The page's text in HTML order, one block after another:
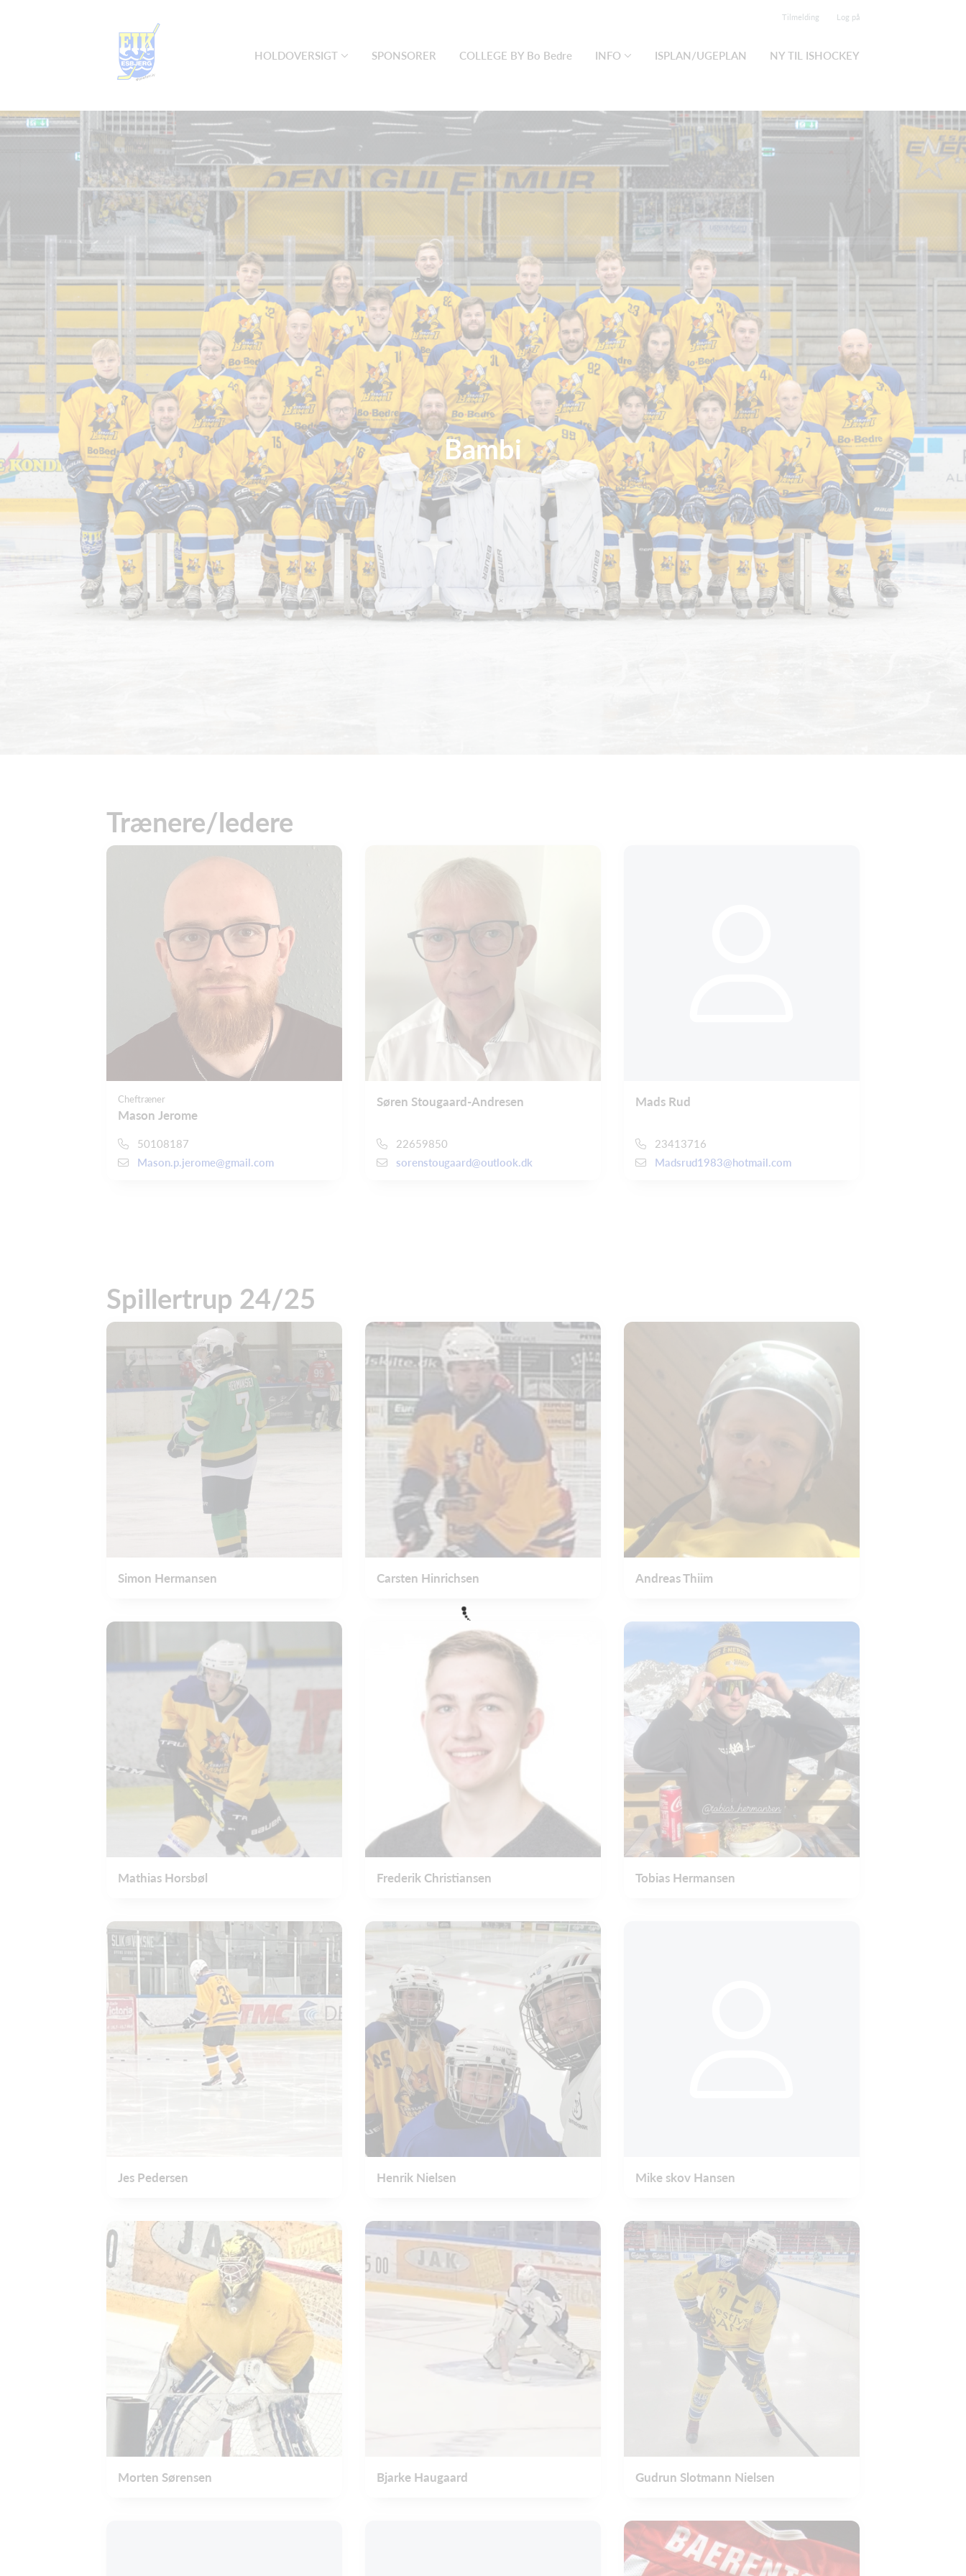
Tilmelding Log på
HOLDOVERSIGT SPONSORER COLLEGE BY Bo Bedre INFO ISPLAN/UGEPLAN NY TIL ISHOCKEY
Bambi
Trænere/ledere
Cheftræner
Mason Jerome
50108187
Mason.p.jerome@gmail.com
Søren Stougaard-Andresen
22659850
sorenstougaard@outlook.dk
Mads Rud
23413716
Madsrud1983@hotmail.com
Spillertrup 24/25
Simon Hermansen Carsten Hinrichsen Andreas Thiim
Mathias Horsbøl Frederik Christiansen Tobias Hermansen
Jes Pedersen Henrik Nielsen Mike skov Hansen
Morten Sørensen Bjarke Haugaard Gudrun Slotmann Nielsen